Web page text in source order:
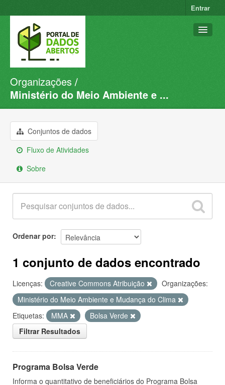
Entrar
Conjuntos de dados
Organizações
Sobre
Organizações
Ministério do Meio Ambiente e ...
Conjuntos de dados
Fluxo de Atividades
Sobre
Ordenar por
1 conjunto de dados encontrado
Licenças: Creative Commons Atribuição
Organizações:
Ministério do Meio Ambiente e Mudança do Clima
Etiquetas:
MMA
Bolsa Verde
Filtrar Resultados
Programa Bolsa Verde
Informa o quantitativo de beneficiários do Programa Bolsa